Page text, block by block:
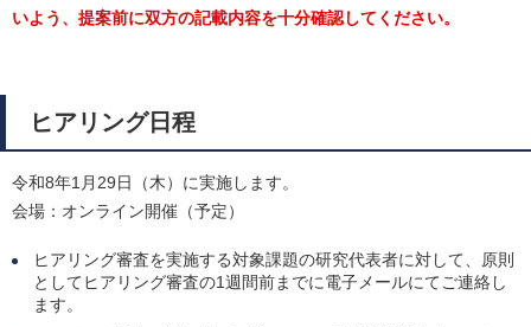
いよう、提案前に双方の記載内容を十分確認してください。
ヒアリング日程
令和8年1月29日（木）に実施します。
会場：オンライン開催（予定）
ヒアリング審査を実施する対象課題の研究代表者に対して、原則
としてヒアリング審査の1週間前までに電子メールにてご連絡し
ます。